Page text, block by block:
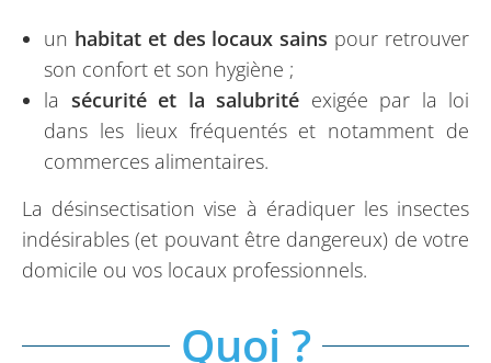
un habitat et des locaux sains pour retrouver
son confort et son hygiène ;
la sécurité et la salubrité exigée par la loi
dans les lieux fréquentés et notamment de
commerces alimentaires.
La désinsectisation vise à éradiquer les insectes
indésirables (et pouvant être dangereux) de votre
domicile ou vos locaux professionnels.
Quoi ?